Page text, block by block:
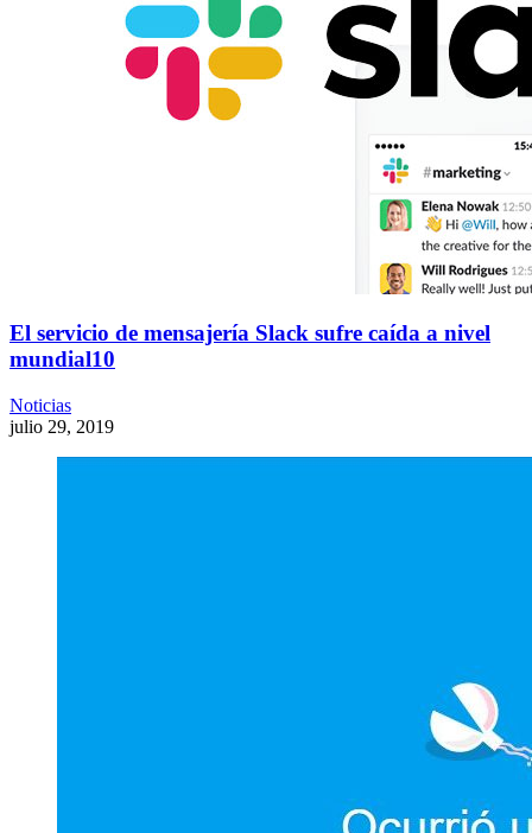
El servicio de mensajería Slack sufre caída a nivel
mundial10
Noticias
julio 29, 2019